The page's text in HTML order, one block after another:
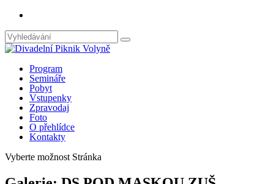
Program
Semináře
Pobyt
Vstupenky
Zpravodaj
Foto
O přehlídce
Kontakty
Vyberte možnost Stránka